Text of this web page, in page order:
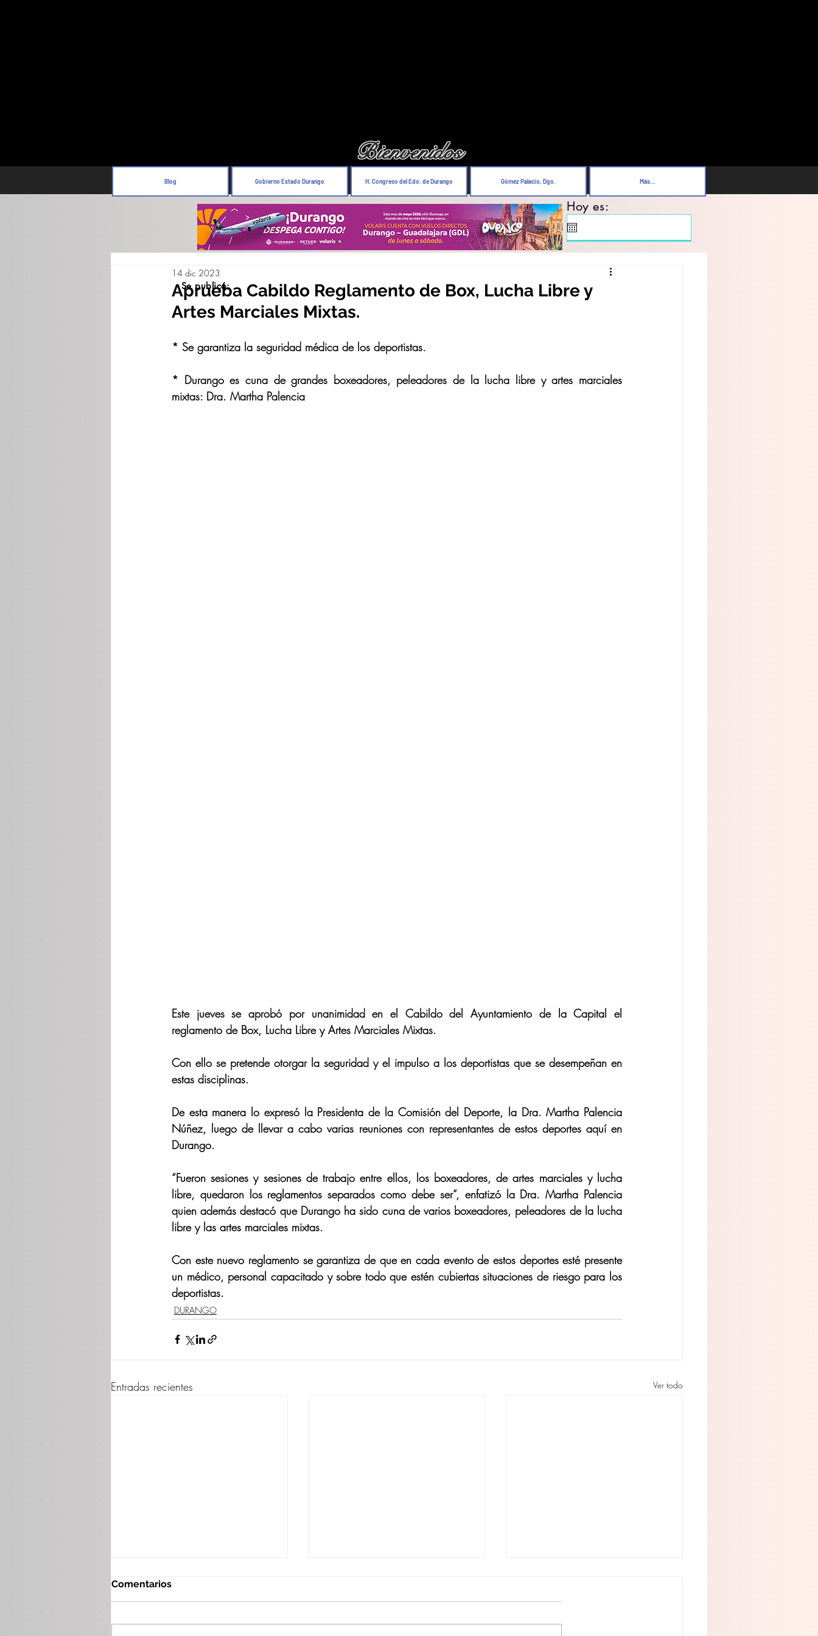
Bienvenidos
Blog Gobierno Estado Durango H. Congreso del Edo. de Durango Gómez Palacio, Dgo. Más...
Hoy es:
Aprueba Cabildo Reglamento de Box, Lucha Libre y
Artes Marciales Mixtas.
14 dic 2023
* Se garantiza la seguridad médica de los deportistas.
* Durango es cuna de grandes boxeadores, peleadores de la lucha libre y artes marciales
mixtas: Dra. Martha Palencia
Este jueves se aprobó por unanimidad en el Cabildo del Ayuntamiento de la Capital el
reglamento de Box, Lucha Libre y Artes Marciales Mixtas.
Con ello se pretende otorgar la seguridad y el impulso a los deportistas que se desempeñan en
estas disciplinas.
De esta manera lo expresó la Presidenta de la Comisión del Deporte, la Dra. Martha Palencia
Núñez, luego de llevar a cabo varias reuniones con representantes de estos deportes aquí en
Durango.
“Fueron sesiones y sesiones de trabajo entre ellos, los boxeadores, de artes marciales y lucha
libre, quedaron los reglamentos separados como debe ser”, enfatizó la Dra. Martha Palencia
quien además destacó que Durango ha sido cuna de varios boxeadores, peleadores de la lucha
libre y las artes marciales mixtas.
Con este nuevo reglamento se garantiza de que en cada evento de estos deportes esté presente
un médico, personal capacitado y sobre todo que estén cubiertas situaciones de riesgo para los
deportistas.
DURANGO
Entradas recientes Ver todo
Comentarios
Se publicó: